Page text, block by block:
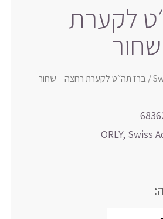
לקערת
/ ברז תה״ט לקערת רחצה – שחור
ORLY, Swiss